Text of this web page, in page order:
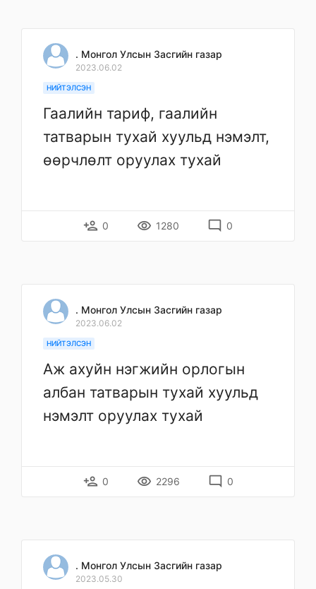
. Монгол Улсын Засгийн газар
2023.06.02
НИЙТЭЛСЭН
Гаалийн тариф, гаалийн
татварын тухай хуульд нэмэлт,
өөрчлөлт оруулах тухай
person_add 0 remove_red_eye 1280 mode_comment 0
. Монгол Улсын Засгийн газар
2023.06.02
НИЙТЭЛСЭН
Аж ахуйн нэгжийн орлогын
албан татварын тухай хуульд
нэмэлт оруулах тухай
person_add 0 remove_red_eye 2296 mode_comment 0
. Монгол Улсын Засгийн газар
2023.05.30